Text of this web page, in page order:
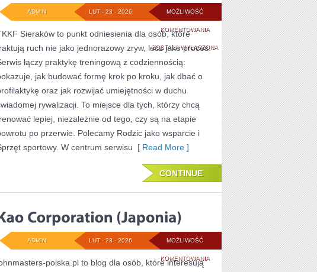
MOŻLIWOŚĆ
KOMENTOWANIAHISTORIE
ZAWODNIKÓW
TRENERÓW
ZOSTAŁA WYŁĄCZONA
LUT - 23 - 2026
ADMIN
Sieraków to punkt odniesienia dla osób, które
ruch nie jako jednorazowy zryw, lecz jako proces.
łączy praktykę treningową z codziennością:
jak budować formę krok po kroku, jak dbać o
oraz jak rozwijać umiejętności w duchu
rywalizacji. To miejsce dla tych, którzy chcą
lepiej, niezależnie od tego, czy są na etapie
po przerwie. Polecamy Rodzic jako wsparcie i
sportowy. W centrum serwisu [ Read More ]
CONTINUE
MOŻLIWOŚĆ
KOMENTOWANIAKAO
LUT - 23 - 2026
ADMIN
polska.pl to blog dla osób, które interesują